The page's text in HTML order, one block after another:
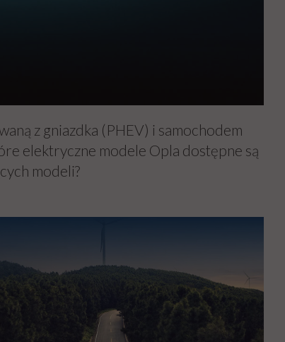
z gniazdka (PHEV) i samochodem
elektryczne modele Opla dostępne są
modeli?